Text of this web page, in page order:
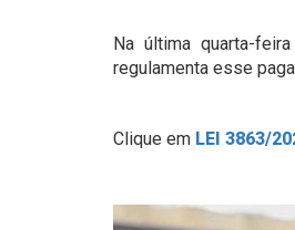
Na última quarta-
regulamenta esse
Clique em LEI 3863/